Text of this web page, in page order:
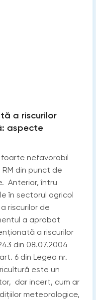
a riscurilor
aspecte
nefavorabil
din punct de
Anterior, întru
în sectorul agricol
riscurilor de
a aprobat
a riscurilor
din 08.07.2004
6 din Legea nr.
este un
dar incert, cum ar
meteorologice,